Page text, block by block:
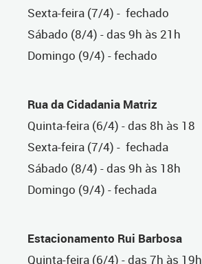
Sexta-feira (7/4) - fechado
Sábado (8/4) - das 9h às 21h
Domingo (9/4) - fechado
Rua da Cidadania Matriz
Quinta-feira (6/4) - das 8h às 18
Sexta-feira (7/4) - fechada
Sábado (8/4) - das 9h às 18h
Domingo (9/4) - fechada
Estacionamento Rui Barbosa
Quinta-feira (6/4) - das 7h às 19h